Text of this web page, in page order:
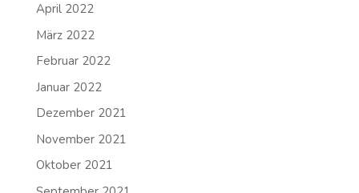
April 2022
März 2022
Februar 2022
Januar 2022
Dezember 2021
November 2021
Oktober 2021